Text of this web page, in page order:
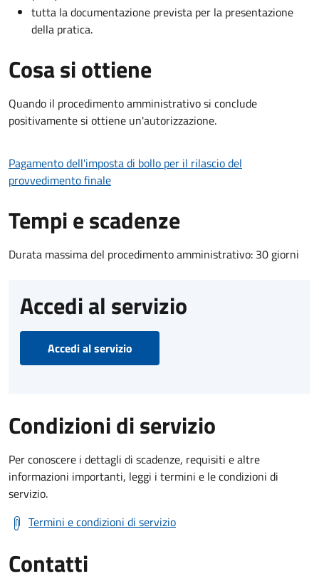
tutta la documentazione prevista per la presentazione
della pratica.
Cosa si ottiene
Quando il procedimento amministrativo si conclude
positivamente si ottiene un'autorizzazione.
Pagamento dell'imposta di bollo per il rilascio del
provvedimento finale
Tempi e scadenze
Durata massima del procedimento amministrativo: 30 giorni
Accedi al servizio
Accedi al servizio
Condizioni di servizio
Per conoscere i dettagli di scadenze, requisiti e altre
informazioni importanti, leggi i termini e le condizioni di
servizio.
Termini e condizioni di servizio
Contatti